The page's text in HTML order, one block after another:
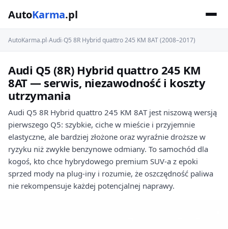
AutoKarma.pl
AutoKarma.pl›Audi›Q5 8R Hybrid quattro 245 KM 8AT (2008–2017)
Audi Q5 (8R) Hybrid quattro 245 KM
8AT — serwis, niezawodność i koszty
utrzymania
Audi Q5 8R Hybrid quattro 245 KM 8AT jest niszową wersją
pierwszego Q5: szybkie, ciche w mieście i przyjemnie
elastyczne, ale bardziej złożone oraz wyraźnie droższe w
ryzyku niż zwykłe benzynowe odmiany. To samochód dla
kogoś, kto chce hybrydowego premium SUV-a z epoki
sprzed mody na plug-iny i rozumie, że oszczędność paliwa
nie rekompensuje każdej potencjalnej naprawy.